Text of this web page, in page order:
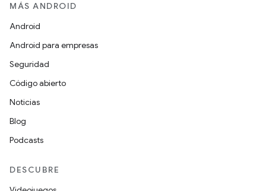
MÁS ANDROID
Android
Android para empresas
Seguridad
Código abierto
Noticias
Blog
Podcasts
DESCUBRE